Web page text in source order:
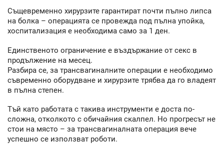
Същевременно хирурзите гарантират почти пълно липса
на болка – операцията се провежда под пълна упойка,
хоспитализация е необходима само за 1 ден.
Единственото ограничение е въздържание от секс в
продължение на месец.
Разбира се, за трансвагиналните операции е необходимо
съвременно оборудване и хирурзите трябва да го владеят
в пълна степен.
Тъй като работата с такива инструменти е доста по-
сложна, отколкото с обичайния скалпел. Но прогресът не
стои на място – за трансвагиналната операция вече
успешно се използват роботи.